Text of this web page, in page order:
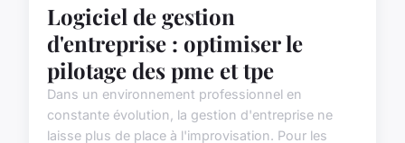
Logiciel de gestion
d'entreprise : optimiser le
pilotage des pme et tpe
Dans un environnement professionnel en
constante évolution, la gestion d'entreprise ne
laisse plus de place à l'improvisation. Pour les